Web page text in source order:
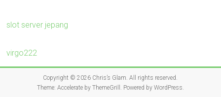
slot server jepang
virgo222
Copyright © 2026 Chris’s Glam . All rights reserved.
Theme: Accelerateby ThemeGrill. Powered by WordPress